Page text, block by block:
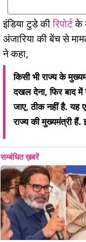
इंडिया टुडे कीरिपोर्टके
अंजारिया की बेंच से
ने कहा,
किसी भी राज्य के
दखल देना, फिर बाद में
जाए, ठीक नहीं है. यह
राज्य की मुख्यमंत्री हैं.
सम्बंधित ख़बरें